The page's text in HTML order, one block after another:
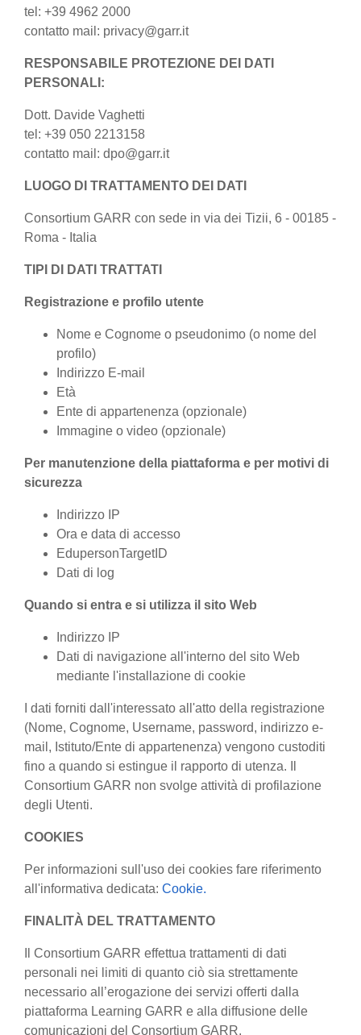
tel: +39 4962 2000
contatto mail: privacy@garr.it
RESPONSABILE PROTEZIONE DEI DATI
PERSONALI:
Dott. Davide Vaghetti
tel: +39 050 2213158
contatto mail: dpo@garr.it
LUOGO DI TRATTAMENTO DEI DATI
Consortium GARR con sede in via dei Tizii, 6 - 00185 -
Roma - Italia
TIPI DI DATI TRATTATI
Registrazione e profilo utente
Nome e Cognome o pseudonimo (o nome del
profilo)
Indirizzo E-mail
Età
Ente di appartenenza (opzionale)
Immagine o video (opzionale)
Per manutenzione della piattaforma e per motivi di
sicurezza
Indirizzo IP
Ora e data di accesso
EdupersonTargetID
Dati di log
Quando si entra e si utilizza il sito Web
Indirizzo IP
Dati di navigazione all'interno del sito Web
mediante l'installazione di cookie
I dati forniti dall'interessato all'atto della registrazione
(Nome, Cognome, Username, password, indirizzo e-
mail, Istituto/Ente di appartenenza) vengono custoditi
fino a quando si estingue il rapporto di utenza. Il
Consortium GARR non svolge attività di profilazione
degli Utenti.
COOKIES
Per informazioni sull'uso dei cookies fare riferimento
all'informativa dedicata: Cookie.
FINALITÀ DEL TRATTAMENTO
Il Consortium GARR effettua trattamenti di dati
personali nei limiti di quanto ciò sia strettamente
necessario all’erogazione dei servizi offerti dalla
piattaforma Learning GARR e alla diffusione delle
comunicazioni del Consortium GARR.